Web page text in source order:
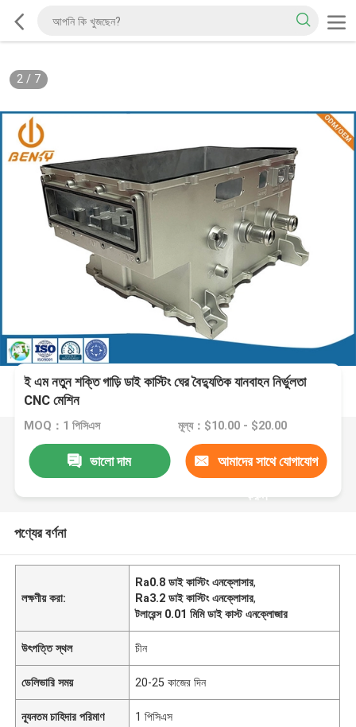
2/ 7
ই এম নতুন শক্তি গাড়ি ডাই কাস্টিং ঘের বৈদ্যুতিক যানবাহন নির্ভুলতা
CNC মেশিন
MOQ：1 পিসিএস মূল্য：$10.00 - $20.00
ভালো দাম আমাদের সাথে যোগাযোগ
করুন
পণ্যের বর্ণনা
লক্ষণীয় করা:
Ra0.8 ডাই কাস্টিং এনক্লোসার,
Ra3.2 ডাই কাস্টিং এনক্লোসার,
টলারেন্স 0.01 মিমি ডাই কাস্ট এনক্লোজার
উৎপত্তি স্থল চীন
ডেলিভারি সময় 20-25 কাজের দিন
ন্যূনতম চাহিদার পরিমাণ 1 পিসিএস